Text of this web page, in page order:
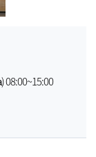
08:00~15:00